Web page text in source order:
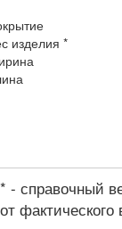
изделия *
* - справочный
от